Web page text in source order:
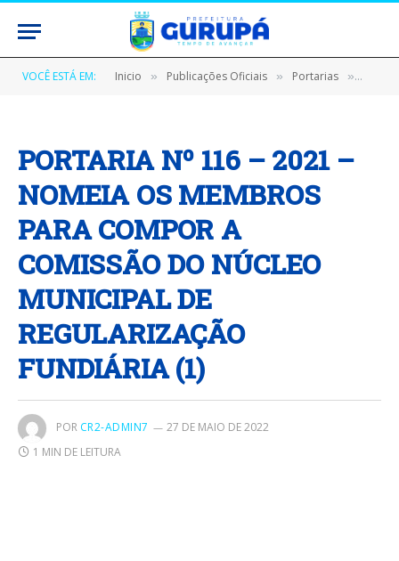
VOCÊ ESTÁ EM: Inicio » Publicações Oficiais » Portarias »
PORTARIA Nº 116 – 2021 –
NOMEIA OS MEMBROS
PARA COMPOR A
COMISSÃO DO NÚCLEO
MUNICIPAL DE
REGULARIZAÇÃO
FUNDIÁRIA (1)
POR CR2-ADMIN7
27 DE MAIO DE 2022
1 MIN DE LEITURA